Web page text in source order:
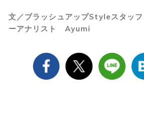
文／ブラッシュアップStyleスタッ
ーアナリスト Ayumi